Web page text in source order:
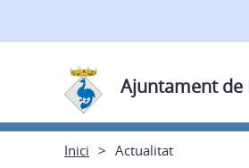
Ajuntament de
Inici Actualitat